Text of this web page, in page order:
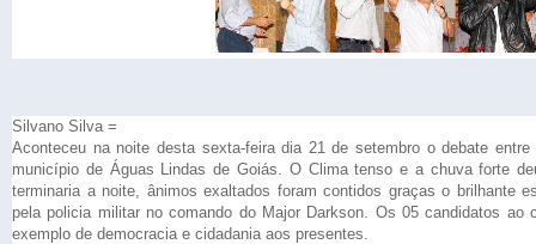
Silvano Silva =
Aconteceu na noite desta sexta-feira dia 21 de setembro o debate
município de Águas Lindas de Goiás. O Clima tenso e a chuva forte
terminaria a noite, ânimos exaltados foram contidos graças o brilhante
pela policia militar no comando do Major Darkson. Os 05 candidatos ao
exemplo de democracia e cidadania aos presentes.